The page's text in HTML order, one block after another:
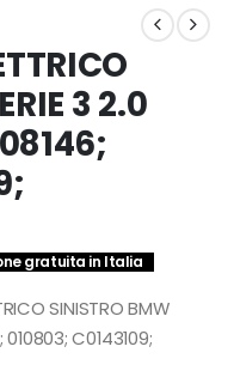
3 2.0
gratuita in Italia
SINISTRO BMW
010803; C0143109;